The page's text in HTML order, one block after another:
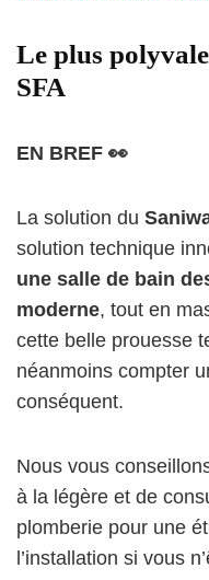
Le plus
SFA
EN BREF 👀
La solution du
solution technique
une salle de bain
moderne, tout en
cette belle prouesse
néanmoins compter
conséquent.
Nous vous
à la légère et de
plomberie pour une
l’installation si vous